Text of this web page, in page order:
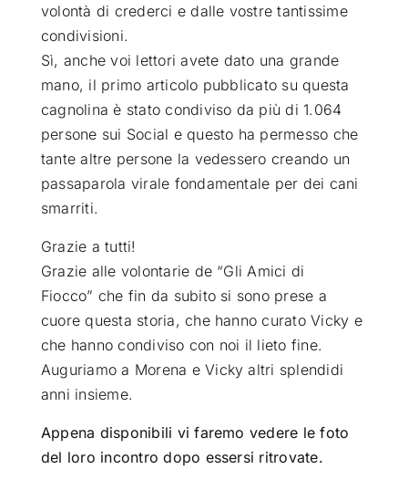
volontà di crederci e dalle vostre tantissime
condivisioni.
Sì, anche voi lettori avete dato una grande
mano, il primo articolo pubblicato su questa
cagnolina è stato condiviso da più di 1.064
persone sui Social e questo ha permesso che
tante altre persone la vedessero creando un
passaparola virale fondamentale per dei cani
smarriti.
Grazie a tutti!
Grazie alle volontarie de “Gli Amici di
Fiocco” che fin da subito si sono prese a
cuore questa storia, che hanno curato Vicky e
che hanno condiviso con noi il lieto fine.
Auguriamo a Morena e Vicky altri splendidi
anni insieme.
Appena disponibili vi faremo vedere le foto
del loro incontro dopo essersi ritrovate.